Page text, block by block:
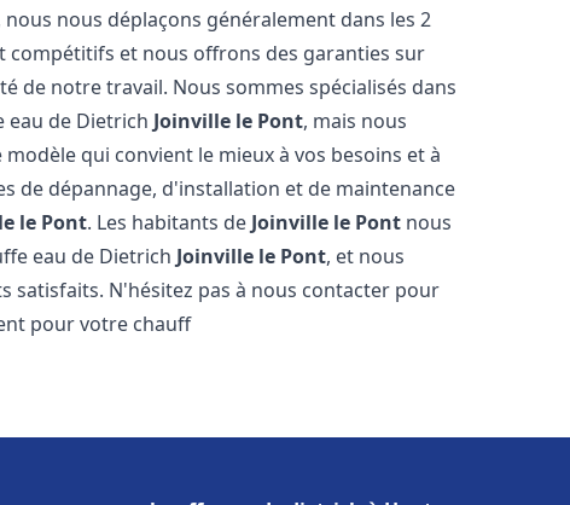
nous déplaçons généralement dans les 2
compétitifs et nous offrons des garanties sur
de notre travail. Nous sommes spécialisés dans
eau de Dietrich Joinville le Pont, mais nous
qui convient le mieux à vos besoins et à
de dépannage, d'installation et de maintenance
le Pont. Les habitants de Joinville le Pont nous
eau de Dietrich Joinville le Pont, et nous
satisfaits. N'hésitez pas à nous contacter pour
pour votre chauff